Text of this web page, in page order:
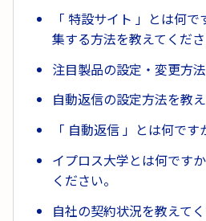
「 特設サイト 」とは何
集する方法を教えてくださ
注目製品の設定・変更方
自動返信の設定方法を教え
「 自動返信 」とは何です
イプロス大学とは何です
ください。
自社の契約状況を教えてく